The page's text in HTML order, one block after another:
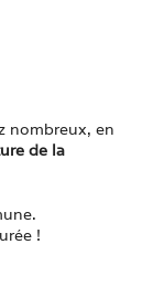
nombreux, en
de la
!